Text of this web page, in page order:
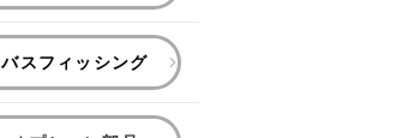
バスフィッシング